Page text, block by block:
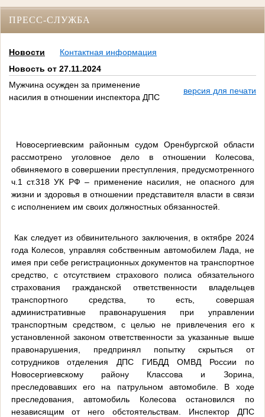
ПРЕСС-СЛУЖБА
Новости
Контактная информация
Новость от 27.11.2024
Мужчина осужден за применение
насилия в отношении инспектора ДПС
версия для печати
Новосергиевским районным судом Оренбургской области
рассмотрено уголовное дело в отношении Колесова,
обвиняемого в совершении преступления, предусмотренного
ч.1 ст.318 УК РФ – применение насилия, не опасного для
жизни и здоровья в отношении представителя власти в связи
с исполнением им своих должностных обязанностей.
Как следует из обвинительного заключения, в октябре 2024
года Колесов, управляя собственным автомобилем Лада, не
имея при себе регистрационных документов на транспортное
средство, с отсутствием страхового полиса обязательного
страхования гражданской ответственности владельцев
транспортного средства, то есть, совершая
административные правонарушения при управлении
транспортным средством, с целью не привлечения его к
установленной законом ответственности за указанные выше
правонарушения, предпринял попытку скрыться от
сотрудников отделения ДПС ГИБДД ОМВД России по
Новосергиевскому району Классова и Зорина,
преследовавших его на патрульном автомобиле. В ходе
преследования, автомобиль Колесова остановился по
независящим от него обстоятельствам. Инспектор ДПС